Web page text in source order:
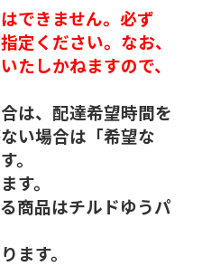
できません。必ず
定ください。なお、
たしかねますので、
は、配達希望時間を
い場合は「希望な
。
す。
商品はチルドゆうパ
ます。